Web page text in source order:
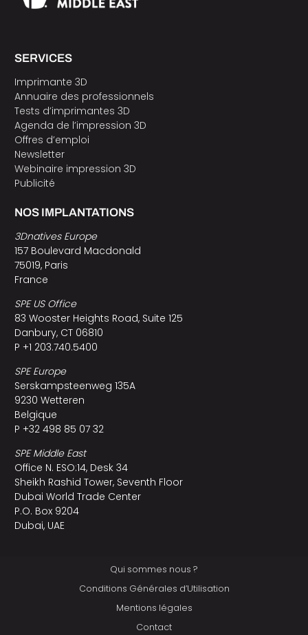
SERVICES
Imprimante 3D
Annuaire des professionnels
Tests d’imprimantes 3D
Agenda de l’impression 3D
Offres d’emploi
Newsletter
Webinaire impression 3D
Publicité
NOS IMPLANTATIONS
3Dnatives Europe
157 Boulevard Macdonald
75019, Paris
France
SPE US Office
83 Wooster Heights Road, Suite 125
Danbury, CT 06810
P +1 203.740.5400
SPE Europe
Serskampsteenweg 135A
9230 Wetteren
Belgique
P +32 498 85 07 32
SPE Middle East
Office N. ESO:14, Desk 34
Sheikh Rashid Tower, Seventh Floor
Dubai World Trade Center
P.O. Box 9204
Dubai, UAE
Qui sommes nous ?
Conditions Générales d’Utilisation
Mentions légales
Contact